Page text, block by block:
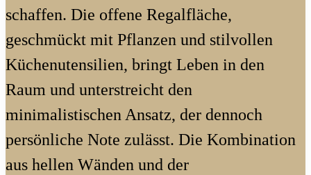
schaffen. Die offene Regalfläche,
geschmückt mit Pflanzen und stilvollen
Küchenutensilien, bringt Leben in den
Raum und unterstreicht den
minimalistischen Ansatz, der dennoch
persönliche Note zulässt. Die Kombination
aus hellen Wänden und der